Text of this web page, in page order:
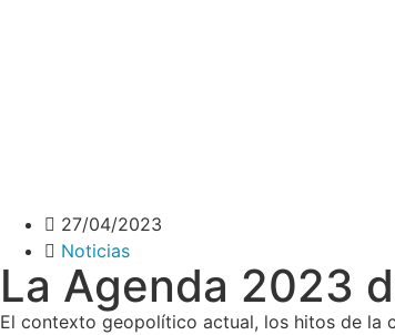
27/04/2023
Noticias
La Agenda 2023
El contexto geopolítico actual, los hitos de la